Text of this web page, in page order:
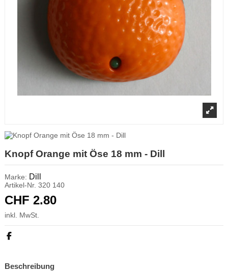
Knopf Orange mit Öse 18 mm - Dill
Marke: Dill
Artikel-Nr. 320 140
CHF 2.80
inkl. MwSt.
Beschreibung